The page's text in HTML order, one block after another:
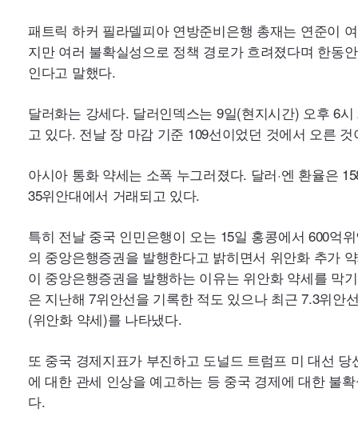
인다고 말했다.
고 있다. 전날 장 마감 기준 109선이었던 것에서 오른 것
35위안대에서 거래되고 있다.
(위안화 약세)를 나타냈다.
다.